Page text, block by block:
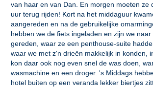
van haar en van Dan. En morgen moeten ze
uur terug rijden! Kort na het middaguur
aangereden en na de gebruikelijke
hebben we de fiets ingeladen en zijn we
gereden, waar ze een penthouse-suite
waar we met z'n drieën makkelijk in konden,
kon daar ook nog even snel de was doen,
wasmachine en een droger. 's Middags
hotel buiten op een veranda lekker biertjes